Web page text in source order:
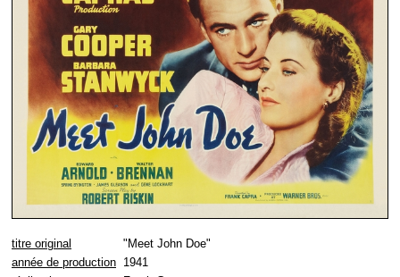
titre original
"Meet John Doe"
année de production 1941